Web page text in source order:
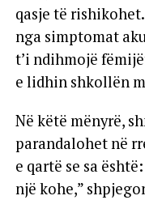
qasje të
nga simptomat
t’i ndihmojë
e lidhin shkollën
Në këtë mënyrë,
parandalohet në
e qartë se sa
një kohe,”